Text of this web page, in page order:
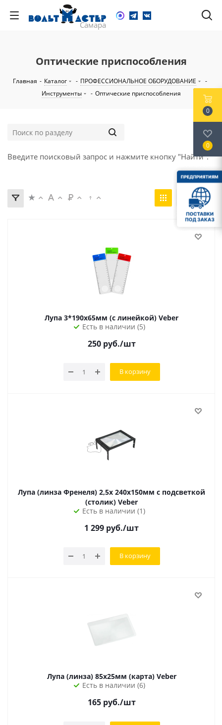
Оптические приспособления
Главная - Каталог - ПРОФЕССИОНАЛЬНОЕ ОБОРУДОВАНИЕ
-
Инструменты
- Оптические приспособления
Введите поисковый запрос и нажмите кнопку "Найти".
Лупа 3*190х65мм (с линейкой) Veber
Есть в наличии (5)
250руб./шт
В корзину
Лупа (линза Френеля) 2,5х 240х150мм с подсветкой
(столик) Veber
Есть в наличии (1)
1 299 руб./шт
В корзину
Лупа (линза) 85х25мм (карта) Veber
Есть в наличии (6)
165руб./шт
0
0